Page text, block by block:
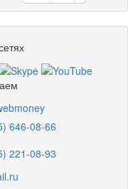
646-08-66
221-08-93